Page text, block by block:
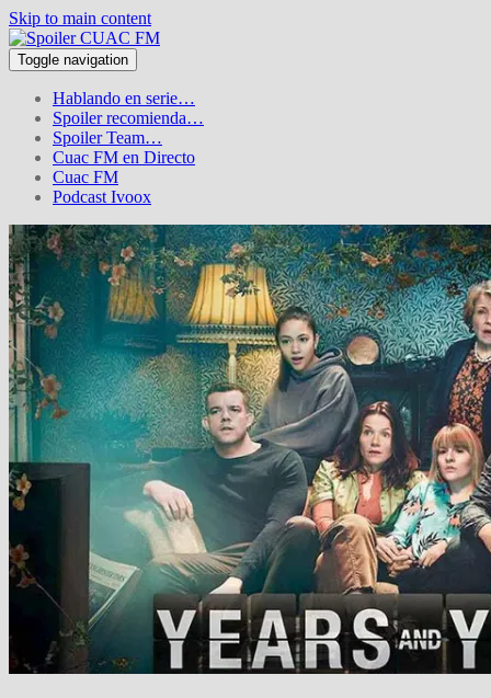
Skip to main content
Toggle navigation
Hablando en serie…
Spoiler recomienda…
Spoiler Team…
Cuac FM en Directo
Cuac FM
Podcast Ivoox